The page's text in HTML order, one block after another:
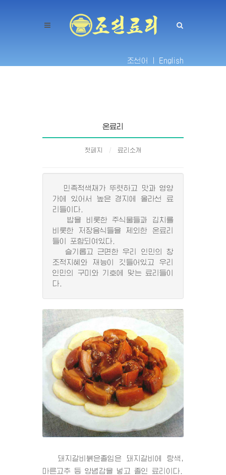
조선어 | English
온료리
첫페지 료리소개
민족적색채가 뚜렷하고 맛과 영양
가에 있어서 높은 경지에 올라선 료
리들이다.
밥을 비롯한 주식물들과 김치를
비롯한 저장음식들을 제외한 온료리
들이 포함되여있다.
슬기롭고 근면한 우리 인민의 창
조적지혜와 재능이 깃들어있고 우리
인민의 구미와 기호에 맞는 료리들이
다.
돼지갈비붉은졸임은 돼지갈비에 탕색,
마른고추 등 양념감을 넣고 졸인 료리이다.